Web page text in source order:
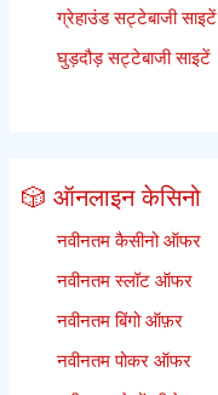
ग्रेहाउंड सट्टेबाजी साइटें
घुड़दौड़ सट्टेबाजी साइटें
🎲 ऑनलाइन केसिनो
नवीनतम कैसीनो ऑफर
नवीनतम स्लॉट ऑफर
नवीनतम बिंगो ऑफ़र
नवीनतम पोकर ऑफर